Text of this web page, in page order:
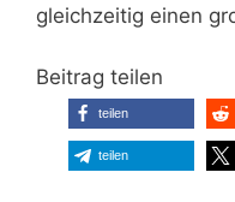
gleichzeitig einen
Beitrag teilen
teilen
teilen